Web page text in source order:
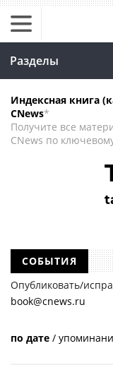
Разделы
Индексная книга
CNews*
Получите все
CNews по
СОБЫТИЯ
Опубликовать/
book@cnews.ru
по дате /